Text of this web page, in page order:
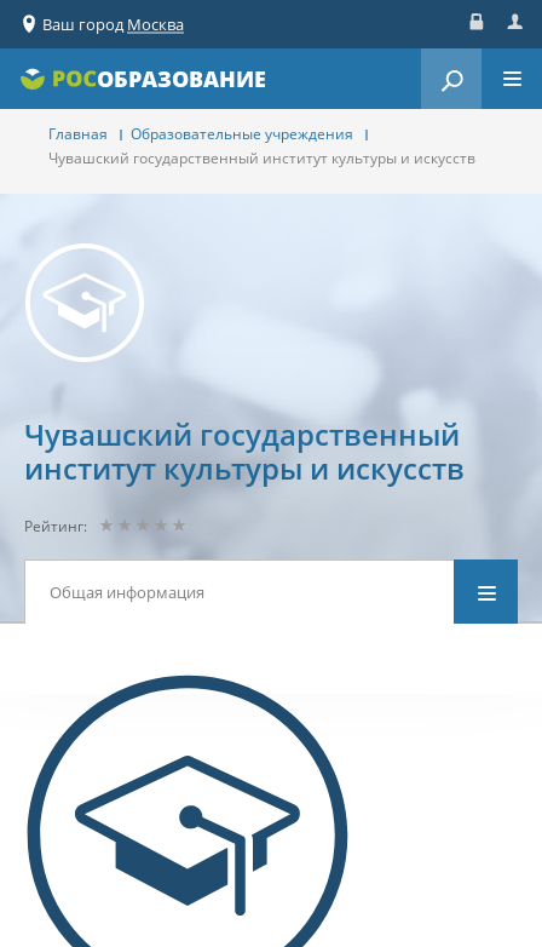
Ваш городМосква
ОБРАЗОВАНИЕ
Главная
Образовательные учреждения
Чувашский государственный институт культуры и искусств
Чувашский государственный
институт культуры и искусств
Рейтинг:
Общая информация